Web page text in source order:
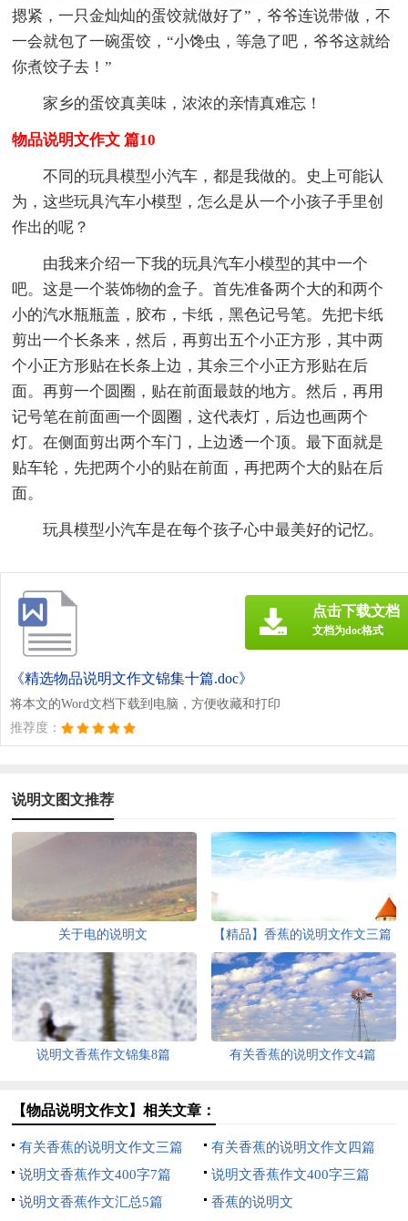
摁紧，一只金灿灿的蛋饺就做好了”，爷爷连说带做，不
一会就包了一碗蛋饺，“小馋虫，等急了吧，爷爷这就给
你煮饺子去！”
家乡的蛋饺真美味，浓浓的亲情真难忘！
物品说明文作文 篇10
不同的玩具模型小汽车，都是我做的。史上可能认
为，这些玩具汽车小模型，怎么是从一个小孩子手里创
作出的呢？
由我来介绍一下我的玩具汽车小模型的其中一个
吧。这是一个装饰物的盒子。首先准备两个大的和两个
小的汽水瓶瓶盖，胶布，卡纸，黑色记号笔。先把卡纸
剪出一个长条来，然后，再剪出五个小正方形，其中两
个小正方形贴在长条上边，其余三个小正方形贴在后
面。再剪一个圆圈，贴在前面最鼓的地方。然后，再用
记号笔在前面画一个圆圈，这代表灯，后边也画两个
灯。在侧面剪出两个车门，上边透一个顶。最下面就是
贴车轮，先把两个小的贴在前面，再把两个大的贴在后
面。
玩具模型小汽车是在每个孩子心中最美好的记忆。
《精选物品说明文作文锦集十篇.doc》
将本文的Word文档下载到电脑，方便收藏和打印
推荐度：
点击下载文档
文档为doc格式
说明文图文推荐
关于电的说明文 【精品】香蕉的说明文作文三篇
说明文香蕉作文锦集8篇 有关香蕉的说明文作文4篇
【物品说明文作文】相关文章：
有关香蕉的说明文作文三篇
有关香蕉的说明文作文四篇
说明文香蕉作文400字7篇
说明文香蕉作文400字三篇
说明文香蕉作文汇总5篇
香蕉的说明文